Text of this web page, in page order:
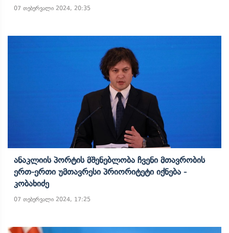
07 თებერვალი 2024, 20:35
Ანაკლიის Პორტის Მშენებლობა Ჩვენი Მთავრობის
Ერთ-Ერთი Უმთავრესი Პრიორიტეტი Იქნება -
Კობახიძე
07 თებერვალი 2024, 17:25